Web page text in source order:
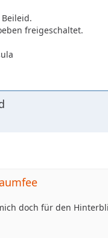
freigeschaltet.
doch für den